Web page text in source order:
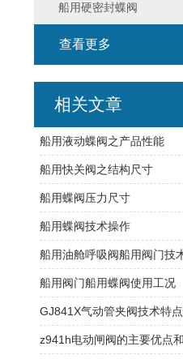
船用硬密封蝶阀
查看更多
相关文章
船用液动蝶阀之产品性能
船用快关阀之结构尺寸
船用蝶阀压力尺寸
船用蝶阀技术操作
船用油舱呼吸阀船用阀门技
船用阀门船用蝶阀使用工况
GJ841X气动管夹阀技术特
z941h电动闸阀的主要优点